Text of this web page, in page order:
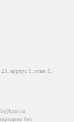
корпус 1, этаж 1,
без